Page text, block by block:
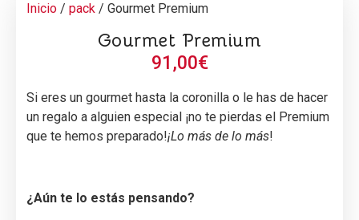
Inicio / pack / Gourmet Premium
Gourmet Premium
91,00€
Si eres un gourmet hasta la coronilla o le has de hacer
un regalo a alguien especial ¡no te pierdas el Premium
que te hemos preparado!¡Lo más de lo más!
¿Aún te lo estás pensando?